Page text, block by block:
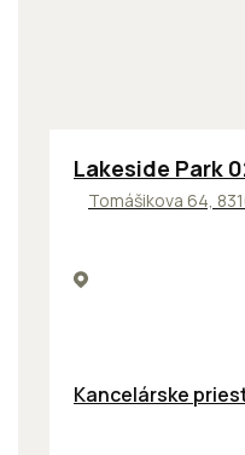
ODPORÚČAME
Lakeside Park
Tomášikova 64,
Kancelárske